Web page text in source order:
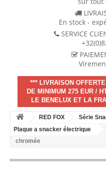
En stock -
SERVICE
*** LIVRAISON
DE MINIMUM 275 EUR /
LE BENELUX ET LA
RED FOX
Série
Plaque a snacker électrique
chromée